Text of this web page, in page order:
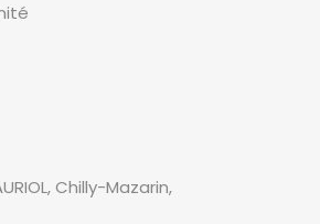
Chilly-Mazarin,